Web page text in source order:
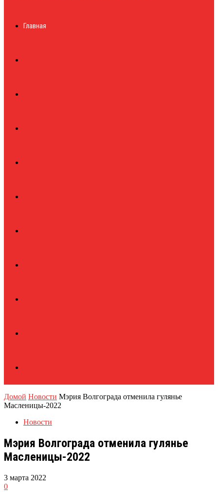
журналГлавная
Домой Новости Мэрия Волгограда отменила гулянье
Масленицы-2022
Новости
Мэрия Волгограда отменила гулянье
Масленицы-2022
3 марта 2022
0